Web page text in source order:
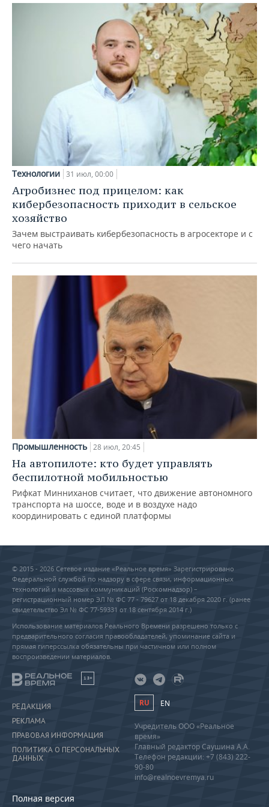
Технологии 31 июл, 00:00
Агробизнес под прицелом: как
кибербезопасность приходит в сельское
хозяйство
Зачем выстраивать кибербезопасность в агросекторе и с
чего начать
Промышленность 28 июл, 20:45
На автопилоте: кто будет управлять
беспилотной мобильностью
Рифкат Минниханов считает, что движение автономного
транспорта на шоссе, воде и в воздухе надо
координировать с единой платформы
© 2015 - 2026 Сетевое издание «Реальное время» Зарегистрировано
Федеральной службой по надзору в сфере связи, информационных
технологий и массовых коммуникаций (Роскомнадзор) –
регистрационный номер ЭЛ № ФС 77 - 79627 от 18 декабря 2020 г. (ранее
свидетельство Эл № ФС 77-59331 от 18 сентября 2014 г.)
Использование материалов Реального Времени разрешено только с
предварительного согласия правообладателей, упоминание сайта и
прямая гиперссылка обязательны при частичном или полном
воспроизведении материалов.
18+
РЕДАКЦИЯ
РЕКЛАМА
ПРАВОВАЯ ИНФОРМАЦИЯ
ПОЛИТИКА О ПЕРСОНАЛЬНЫХ
ДАННЫХ
Полная версия
RU EN
Учредитель ООО «Реальное
время»
Главный редактор Саушина А.А.
Телефон редакции: +7 (843) 222-
90-80
info@realnoevremya.ru